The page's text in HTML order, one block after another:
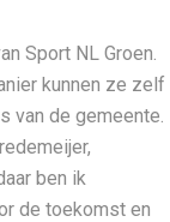
Sport NL Groen.
kunnen ze zelf
van de gemeente.
ben ik
de toekomst en